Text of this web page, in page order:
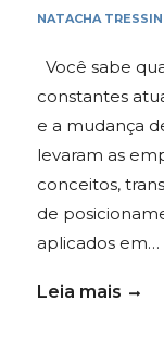
NATACHA
Você sabe
constantes
e a mudança
levaram as
conceitos,
de
aplicados em…
Leia mais